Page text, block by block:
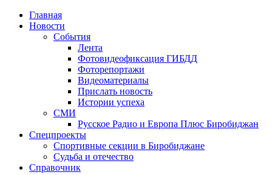
Главная
Новости
События
Лента
Фотовидеофиксация ГИБДД
Фоторепортажи
Видеоматериалы
Прислать новость
Истории успеха
СМИ
Русское Радио и Европа Плюс Биробиджан
Спецпроекты
Спортивные секции в Биробиджане
Судьба и отечество
Справочник